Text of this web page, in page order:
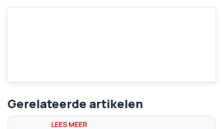
Gerelateerde artikelen